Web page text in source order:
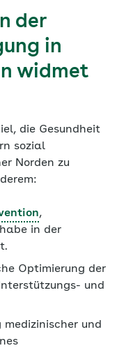
der
in
widmet
die Gesundheit
sozial
Norden zu
,
in der
Optimierung der
und
und